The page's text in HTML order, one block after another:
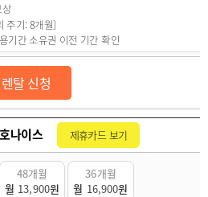
주기: 8개월]
기간 소유권 이전 기간 확인
렌탈 신청
나이스 제휴카드 보기
48개월
월 13,900원
36개월
월 16,900원